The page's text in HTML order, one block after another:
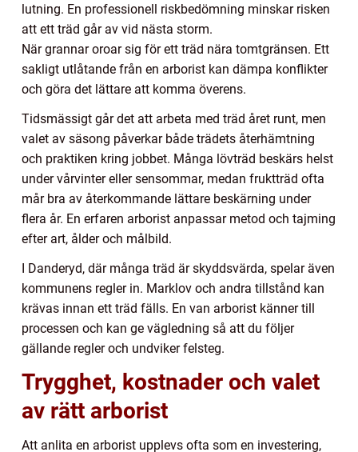
lutning. En professionell riskbedömning minskar risken
att ett träd går av vid nästa storm.
När grannar oroar sig för ett träd nära tomtgränsen. Ett
sakligt utlåtande från en arborist kan dämpa konflikter
och göra det lättare att komma överens.
Tidsmässigt går det att arbeta med träd året runt, men
valet av säsong påverkar både trädets återhämtning
och praktiken kring jobbet. Många lövträd beskärs helst
under vårvinter eller sensommar, medan fruktträd ofta
mår bra av återkommande lättare beskärning under
flera år. En erfaren arborist anpassar metod och tajming
efter art, ålder och målbild.
I Danderyd, där många träd är skyddsvärda, spelar även
kommunens regler in. Marklov och andra tillstånd kan
krävas innan ett träd fälls. En van arborist känner till
processen och kan ge vägledning så att du följer
gällande regler och undviker felsteg.
Trygghet, kostnader och valet
av rätt arborist
Att anlita en arborist upplevs ofta som en investering,